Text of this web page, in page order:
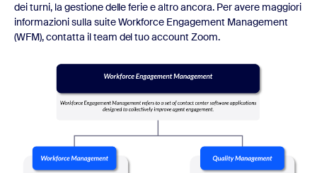
dei turni, la gestione delle ferie e altro ancora. Per avere maggiori
informazioni sulla suite Workforce Engagement Management
(WFM), contatta il team del tuo account Zoom.